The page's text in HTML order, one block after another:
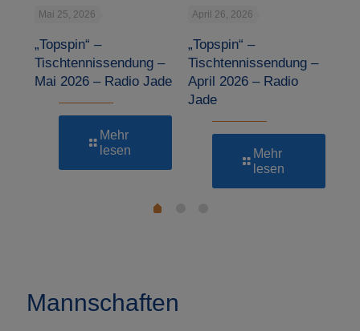
Mai 25, 2026
„Topspin“ –
Tischtennissendung –
Mai 2026 – Radio Jade
Mehr
lesen
April 26, 2026
„Topspin“ –
Tischtennissendung –
April 2026 – Radio
Jade
Mehr
lesen
0
Mannschaften